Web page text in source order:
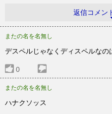
返信コメン
またの名を名無し
デスペルじゃなくディスペルなの
0
またの名を名無し
ハナクソッス